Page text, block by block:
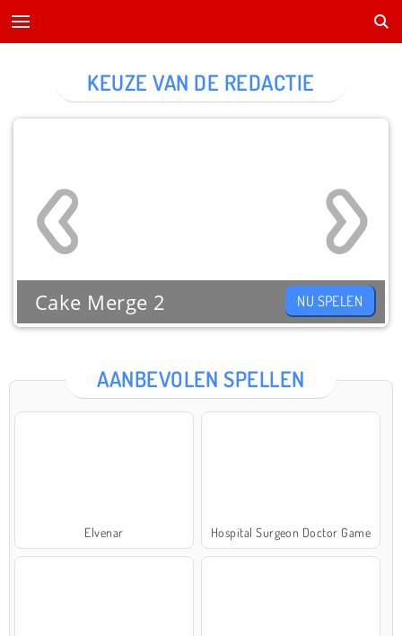
AANBEVOLEN SPELLEN
Elvenar Hospital Surgeon Doctor Game
KEUZE VAN DE REDACTIE
Cake Merge 2 NU SPELEN